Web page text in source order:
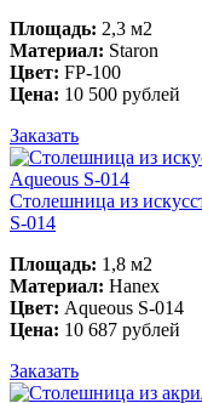
Площадь: 2,3 м2
Материал: Staron
Цвет: FP-100
Цена: 10 500 рублей
Заказать
Столешница из
S-014
Площадь: 1,8 м2
Материал: Hanex
Цвет: Aqueous S-014
Цена: 10 687 рублей
Заказать